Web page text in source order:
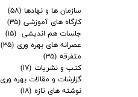
سازمان ها و نهادها (۵۸)
کارگاه های آموزشی (۳۵)
جلسات هم اندیشی (۱۵)
عصرانه های بهره وری (۳۵)
متفرقه (۳۵)
کتب و نشریات (۱۷)
گزارشات و مقالات بهره وری
نوشته های تازه (۱۸)